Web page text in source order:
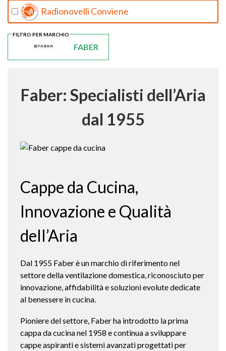
Radionovelli Conviene
FABER
FILTRO PER MARCHIO
Faber: Specialisti dell’Aria
dal 1955
Cappe da Cucina,
Innovazione e Qualità
dell’Aria
Dal 1955 Faber è un marchio di riferimento nel
settore della ventilazione domestica, riconosciuto per
innovazione, affidabilità e soluzioni evolute dedicate
al benessere in cucina.
Pioniere del settore, Faber ha introdotto la prima
cappa da cucina nel 1958 e continua a sviluppare
cappe aspiranti e sistemi avanzati progettati per